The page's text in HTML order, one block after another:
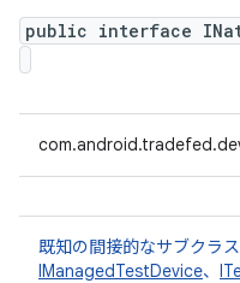
public interface
既知の間接的なサブクラス
IManagedTestDevice、